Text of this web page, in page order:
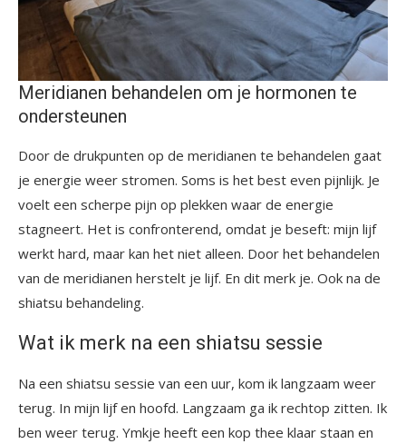
Meridianen behandelen om je hormonen te
ondersteunen
Door de drukpunten op de meridianen te behandelen gaat
je energie weer stromen. Soms is het best even pijnlijk. Je
voelt een scherpe pijn op plekken waar de energie
stagneert. Het is confronterend, omdat je beseft: mijn lijf
werkt hard, maar kan het niet alleen. Door het behandelen
van de meridianen herstelt je lijf. En dit merk je. Ook na de
shiatsu behandeling.
Wat ik merk na een shiatsu sessie
Na een shiatsu sessie van een uur, kom ik langzaam weer
terug. In mijn lijf en hoofd. Langzaam ga ik rechtop zitten. Ik
ben weer terug. Ymkje heeft een kop thee klaar staan en